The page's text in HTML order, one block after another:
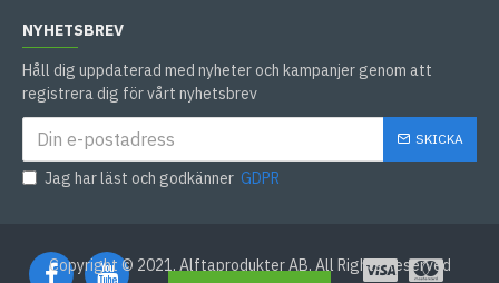
NYHETSBREV
Håll dig uppdaterad med nyheter och kampanjer genom att
registrera dig för vårt nyhetsbrev
SKICKA
Jag har läst och godkänner GDPR
Copyright © 2021, Alftaprodukter AB, All Rights Reserved